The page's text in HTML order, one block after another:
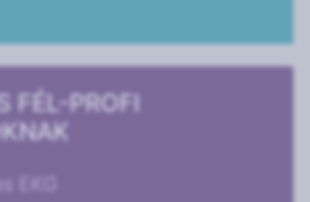
FÉL-PROFI
EKG